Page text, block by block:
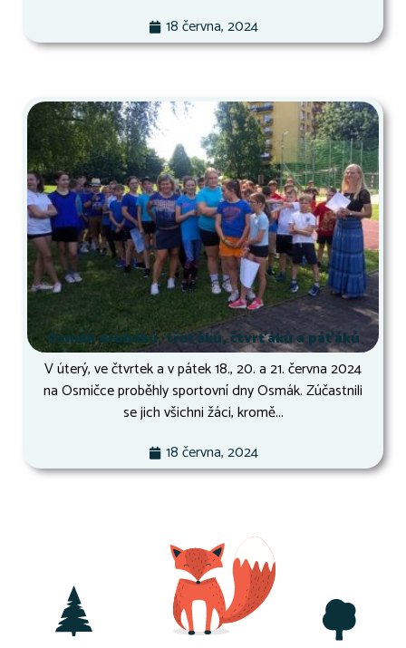
18 června, 2024
Osmák druháků, třeťáků, čtvrťáků a páťáků
V úterý, ve čtvrtek a v pátek 18., 20. a 21. června 2024
na Osmičce proběhly sportovní dny Osmák. Zúčastnili
se jich všichni žáci, kromě...
18 června, 2024